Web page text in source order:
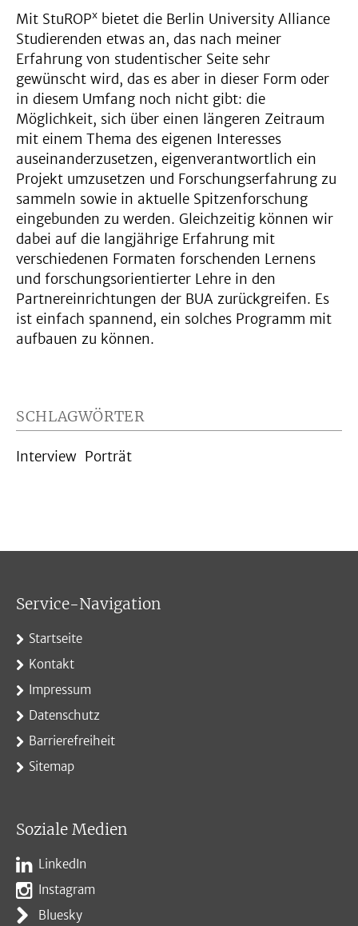
Mit StuROPx bietet die Berlin University Alliance
Studierenden etwas an, das nach meiner
Erfahrung von studentischer Seite sehr
gewünscht wird, das es aber in dieser Form oder
in diesem Umfang noch nicht gibt: die
Möglichkeit, sich über einen längeren Zeitraum
mit einem Thema des eigenen Interesses
auseinanderzusetzen, eigenverantwortlich ein
Projekt umzusetzen und Forschungserfahrung zu
sammeln sowie in aktuelle Spitzenforschung
eingebunden zu werden. Gleichzeitig können wir
dabei auf die langjährige Erfahrung mit
verschiedenen Formaten forschenden Lernens
und forschungsorientierter Lehre in den
Partnereinrichtungen der BUA zurückgreifen. Es
ist einfach spannend, ein solches Programm mit
aufbauen zu können.
SCHLAGWÖRTER
Interview Porträt
Service-Navigation
Startseite
Kontakt
Impressum
Datenschutz
Barrierefreiheit
Sitemap
Soziale Medien
LinkedIn
Instagram
Bluesky